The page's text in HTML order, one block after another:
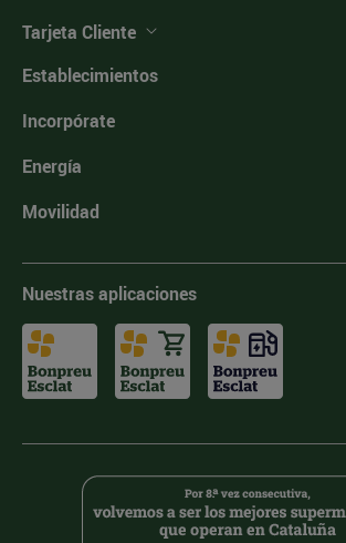
Tarjeta Cliente
Establecimientos
Incorpórate
Energía
Movilidad
Nuestras aplicaciones